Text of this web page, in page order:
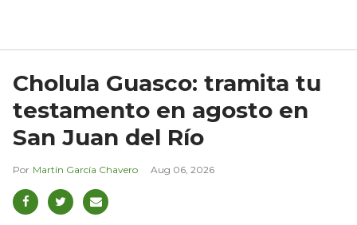
Cholula Guasco: tramita tu
testamento en agosto en
San Juan del Río
Martín García Chavero Aug 06, 2026